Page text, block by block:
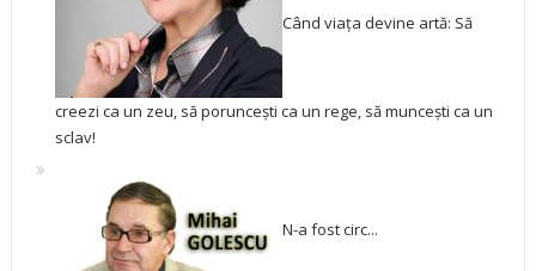
Când viața devine artă: Să
creezi ca un zeu, să poruncești ca un rege, să muncești ca un
sclav!
N-a fost circ...